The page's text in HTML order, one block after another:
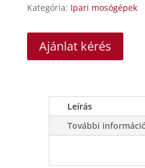
Kategória: Ipari mosógépek
Ajánlat kérés
Leírás
További